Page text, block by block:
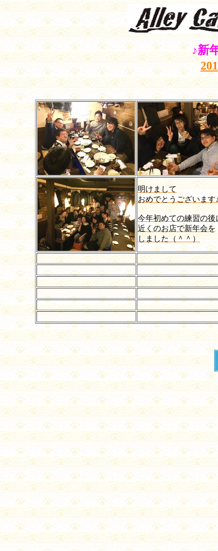
♪新
明けまして
おめでとうございます
今年初めての練習の後
近くのお店で新年会を
しました（＾＾）